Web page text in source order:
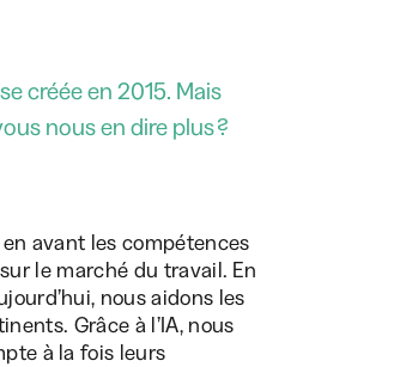
créée en 2015. Mais
nous en dire plus ?
avant les compétences
le marché du travail. En
nous aidons les
Grâce à l’IA, nous
à la fois leurs